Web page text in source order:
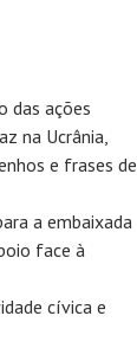
das ações
na Ucrânia,
e frases de
a embaixada
face à
cívica e